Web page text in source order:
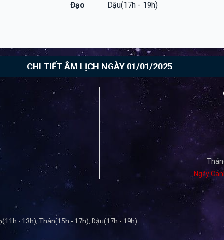
Đạo
Dậu(17h - 19h)
CHI TIẾT ÂM LỊCH NGÀY 01/01/2025
Ngày
- 13h), Thân(15h - 17h), Dậu(17h - 19h)